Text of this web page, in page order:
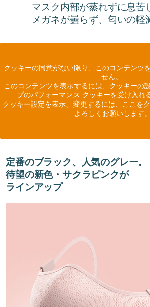
マスク内部が蒸れずに息苦
メガネが曇らず、匂いの軽
クッキーの同意がない限り、このコンテンツ
せん。
このコンテンツを表示するには、クッキーの
プのパフォーマンス クッキーを受け入れ
クッキー設定を表示、変更するには、ここを
よろしくお願いします。
定番のブラック、人気のグレー。
待望の新色・サクラピンクが
ラインアップ